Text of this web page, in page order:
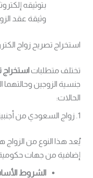
بتوثيقه
وثيقة عقد
استخراج تصريح زواج
تختلف متطلباتاستخراج
جنسية الزوجين وحالتهما
الحالات:
1. زواج السعودي من أجنبية (مُقيمة أو غير مُقيمة)
يُعد هذا النوع من
إضافية من جهات حكومية
الشروط